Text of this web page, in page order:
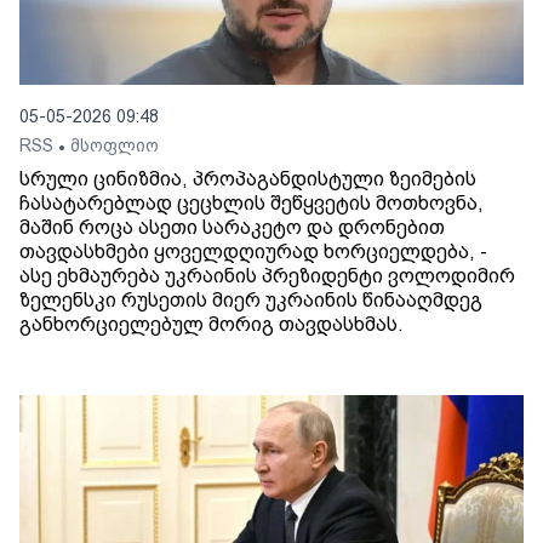
05-05-2026 09:48
RSS • მსოფლიო
სრული ცინიზმია, პროპაგანდისტული ზეიმების
ჩასატარებლად ცეცხლის შეწყვეტის მოთხოვნა,
მაშინ როცა ასეთი სარაკეტო და დრონებით
თავდასხმები ყოველდღიურად ხორციელდება, -
ასე ეხმაურება უკრაინის პრეზიდენტი ვოლოდიმირ
ზელენსკი რუსეთის მიერ უკრაინის წინააღმდეგ
განხორციელებულ მორიგ თავდასხმას.